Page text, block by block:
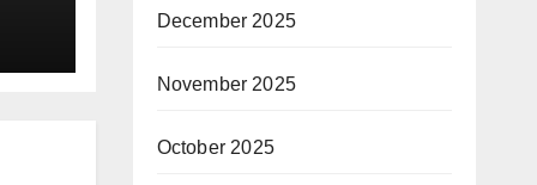
December 2025
November 2025
October 2025